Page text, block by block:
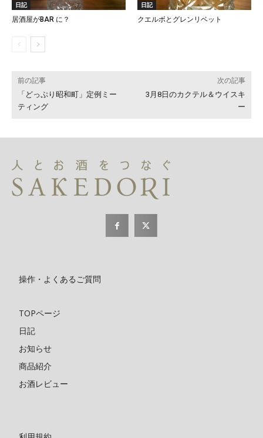
日記
居酒屋がBAR に？
日記
クエルボとグレンリベット
前の記事
「どっぷり昭和町」定例ミー
ティング
次の記事
3月8日のカクテル＆ウイスキ
ー
操作・よくあるご質問
TOPページ
日記
お知らせ
商品紹介
お酒レビュー